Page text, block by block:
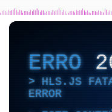
ERRO
HLS.JS
ERROR